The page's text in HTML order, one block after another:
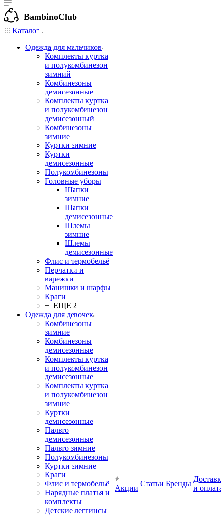
BambinoClub
Каталог
Одежда для мальчиков
Комплекты куртка
и полукомбинезон
зимний
Комбинезоны
демисезонные
Комплекты куртка
и полукомбинезон
демисезонный
Комбинезоны
зимние
Куртки зимние
Куртки
демисезонные
Полукомбинезоны
Головные уборы
Шапки
зимние
Шапки
демисезонные
Шлемы
зимние
Шлемы
демисезонные
Флис и термобельё
Перчатки и
варежки
Манишки и шарфы
Краги
+ ЕЩЕ 2
Одежда для девочек
Комбинезоны
зимние
Комбинезоны
демисезонные
Комплекты куртка
и полукомбинезон
демисезонные
Комплекты куртка
и полукомбинезон
зимние
Куртки
демисезонные
Пальто
демисезонные
Пальто зимние
Полукомбинезоны
Куртки зимние
Краги
Флис и термобельё
Нарядные платья и
комплекты
Детские леггинсы
Акции
Статьи Бренды
и